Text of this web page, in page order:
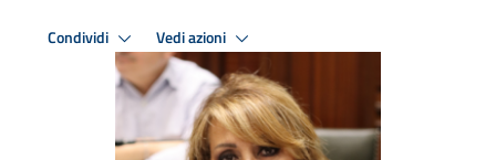
Condividi Vedi azioni